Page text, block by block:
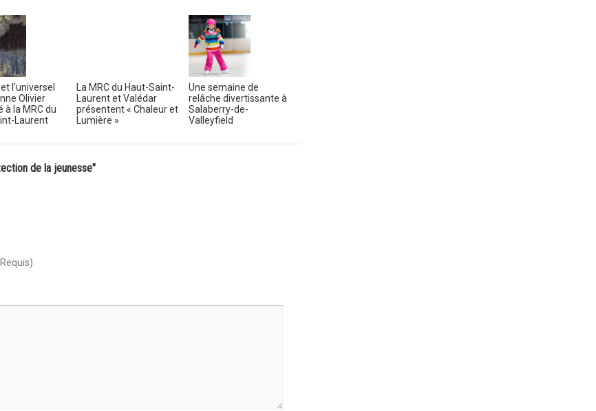
et l’universel
Olivier
à la MRC du
Laurent
La MRC du Haut-Saint-
Laurent et Valédar
présentent « Chaleur et
Lumière »
Une semaine de
relâche divertissante à
Salaberry-de-
Valleyfield
de la jeunesse"